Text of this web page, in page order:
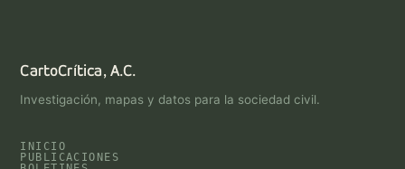
CartoCrítica, A.C.
Investigación, mapas y datos para la sociedad civil.
INICIO
PUBLICACIONES